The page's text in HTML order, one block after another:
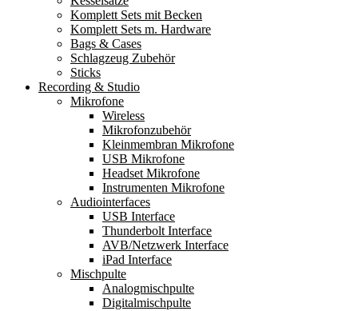
Komplett Sets mit Becken
Komplett Sets m. Hardware
Bags & Cases
Schlagzeug Zubehör
Sticks
Recording & Studio
Mikrofone
Wireless
Mikrofonzubehör
Kleinmembran Mikrofone
USB Mikrofone
Headset Mikrofone
Instrumenten Mikrofone
Audiointerfaces
USB Interface
Thunderbolt Interface
AVB/Netzwerk Interface
iPad Interface
Mischpulte
Analogmischpulte
Digitalmischpulte